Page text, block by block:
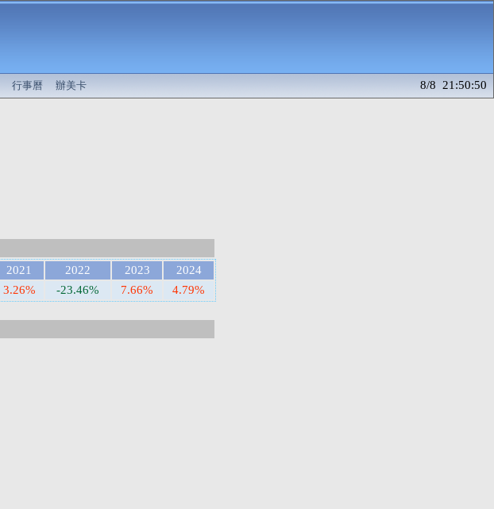
行事曆 辦美卡 8/8 21:50:50
2021 2022 2023
2024
3.26% -23.46% 7.66% 4.79%